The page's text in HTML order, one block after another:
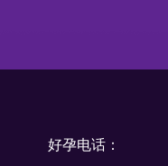
好孕电话：